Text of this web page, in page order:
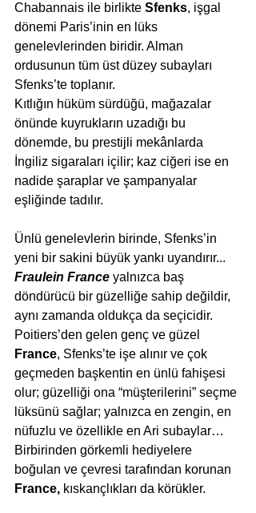
Chabannais ile birlikte Sfenks, işgal
dönemi Paris’inin en lüks
genelevlerinden biridir. Alman
ordusunun tüm üst düzey subayları
Sfenks’te toplanır.
Kıtlığın hüküm sürdüğü, mağazalar
önünde kuyrukların uzadığı bu
dönemde, bu prestijli mekânlarda
İngiliz sigaraları içilir; kaz ciğeri ise en
nadide şaraplar ve şampanyalar
eşliğinde tadılır.
Ünlü genelevlerin birinde, Sfenks’in
yeni bir sakini büyük yankı uyandırır...
Fraulein France yalnızca baş
döndürücü bir güzelliğe sahip değildir,
aynı zamanda oldukça da seçicidir.
Poitiers’den gelen genç ve güzel
France, Sfenks’te işe alınır ve çok
geçmeden başkentin en ünlü fahişesi
olur; güzelliği ona “müşterilerini” seçme
lüksünü sağlar; yalnızca en zengin, en
nüfuzlu ve özellikle en Ari subaylar…
Birbirinden görkemli hediyelere
boğulan ve çevresi tarafından korunan
France, kıskançlıkları da körükler.